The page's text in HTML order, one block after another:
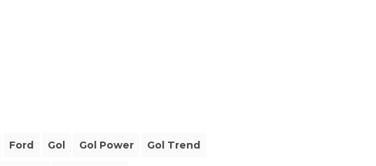
Ford Gol Gol Power Gol Trend